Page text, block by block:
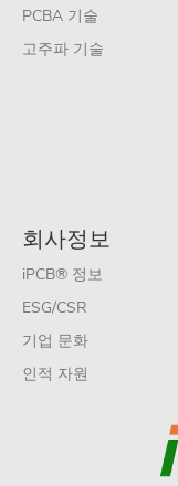
PCBA 기술
고주파 기술
회사정보
iPCB® 정보
ESG/CSR
기업 문화
인적 자원